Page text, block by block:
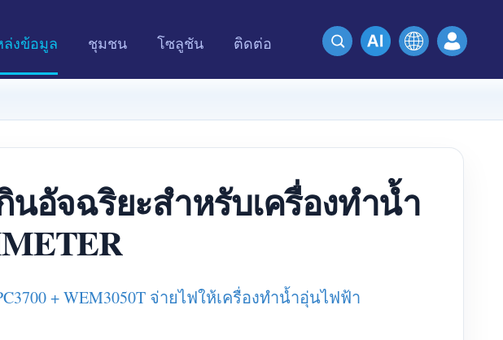
งข้อมูล ชุมชน โซลูชัน ติดต่อ
อัจฉริยะสำหรับเครื่องทำน้ำ
+ WEM3050T จ่ายไฟให้เครื่องทำน้ำอุ่นไฟฟ้า